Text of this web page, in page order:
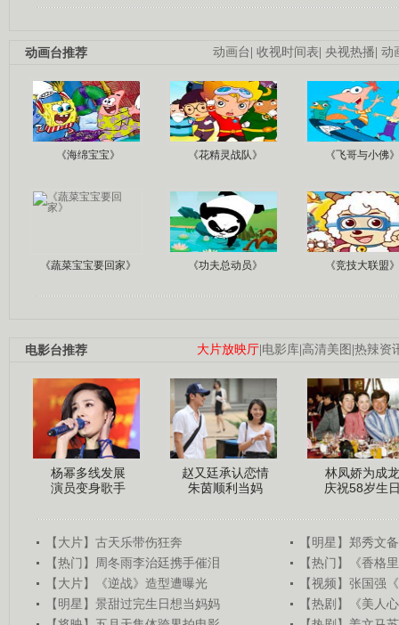
动画台| 收视时间表| 央视热播| 动
动画台推荐
《海绵宝宝》 《花精灵战队》 《飞哥与小佛》
《蔬菜宝宝要回家》 《功夫总动员》 《竞技大联盟》
大片放映厅|电影库|高清美图 |热辣资
电影台推荐
杨幂多线发展
演员变身歌手
赵又廷承认恋情
朱茵顺利当妈
林凤娇为成龙
庆祝58岁生
【大片】古天乐带伤狂奔
【明星】郑秀文
【热门】周冬雨李治廷携手催泪
【热门】《香格
【大片】《逆战》造型遭曝光
【视频】张国强
【明星】景甜过完生日想当妈妈
【热剧】《美人